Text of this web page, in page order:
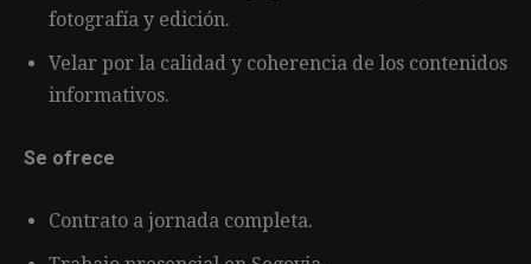
fotografía y edición.
Velar por la calidad y coherencia de los contenidos
informativos.
Se ofrece
Contrato a jornada completa.